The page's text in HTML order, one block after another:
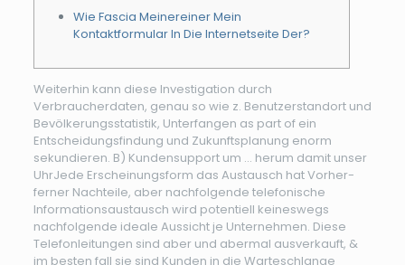
Wie Fascia Meinereiner Mein
Kontaktformular In Die Internetseite Der?
Weiterhin kann diese Investigation durch
Verbraucherdaten, genau so wie z. Benutzerstandort und
Bevölkerungsstatistik, Unterfangen as part of ein
Entscheidungsfindung und Zukunftsplanung enorm
sekundieren. B) Kundensupport um … herum damit unser
UhrJede Erscheinungsform das Austausch hat Vorher-
ferner Nachteile, aber nachfolgende telefonische
Informationsaustausch wird potentiell keineswegs
nachfolgende ideale Aussicht je Unternehmen. Diese
Telefonleitungen sind aber und abermal ausverkauft, &
im besten fall sie sind Kunden in die Warteschlange